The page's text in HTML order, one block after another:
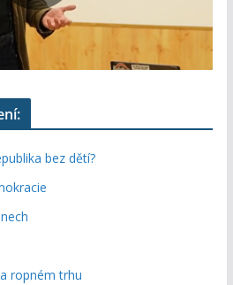
bez dětí?
ropném trhu